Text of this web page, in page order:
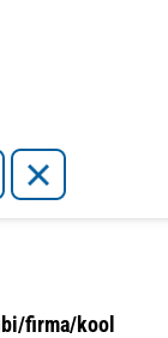
firma/kool